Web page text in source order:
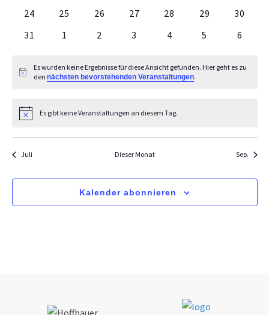
0 Veranstaltungen
24 0 Veranstaltungen
25 0 Veranstaltungen
26 0 Veranstaltungen
27 0 Veranstaltungen
28 0
29 0
30
0 Veranstaltungen
31 0 Veranstaltungen
1 0 Veranstaltungen
2 0 Veranstaltungen
3 0 Veranstaltungen
4 0
5 0
6
Hinweis
Es wurden keine Ergebnisse für diese Ansicht gefunden. Hier geht es zu
dennächsten bevorstehenden Veranstaltungen.
HinweisEs gibt keine Veranstaltungen an diesem Tag.
Juli Dieser Monat Sep.
Kalender abonnieren